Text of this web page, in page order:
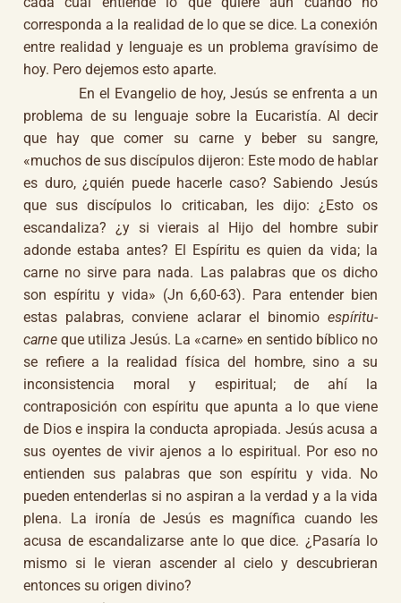
corresponda a la realidad de lo que se dice. La conexión
entre realidad y lenguaje es un problema gravísimo de
hoy. Pero dejemos esto aparte.
En el Evangelio de hoy, Jesús se enfrenta a un
problema de su lenguaje sobre la Eucaristía. Al decir
que hay que comer su carne y beber su sangre,
«muchos de sus discípulos dijeron: Este modo de hablar
es duro, ¿quién puede hacerle caso? Sabiendo Jesús
que sus discípulos lo criticaban, les dijo: ¿Esto os
escandaliza? ¿y si vierais al Hijo del hombre subir
adonde estaba antes? El Espíritu es quien da vida; la
carne no sirve para nada. Las palabras que os dicho
son espíritu y vida» (Jn 6,60-63). Para entender bien
estas palabras, conviene aclarar el binomio espíritu-
carne que utiliza Jesús. La «carne» en sentido bíblico no
se refiere a la realidad física del hombre, sino a su
inconsistencia moral y espiritual; de ahí la
contraposición con espíritu que apunta a lo que viene
de Dios e inspira la conducta apropiada. Jesús acusa a
sus oyentes de vivir ajenos a lo espiritual. Por eso no
entienden sus palabras que son espíritu y vida. No
pueden entenderlas si no aspiran a la verdad y a la vida
plena. La ironía de Jesús es magnífica cuando les
acusa de escandalizarse ante lo que dice. ¿Pasaría lo
mismo si le vieran ascender al cielo y descubrieran
entonces su origen divino?